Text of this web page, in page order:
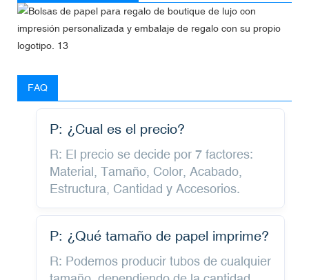
FAQ
P: ¿Cual es el precio?
R: El precio se decide por 7 factores:
Material, Tamaño, Color, Acabado,
Estructura, Cantidad y Accesorios.
P: ¿Qué tamaño de papel imprime?
R: Podemos producir tubos de cualquier